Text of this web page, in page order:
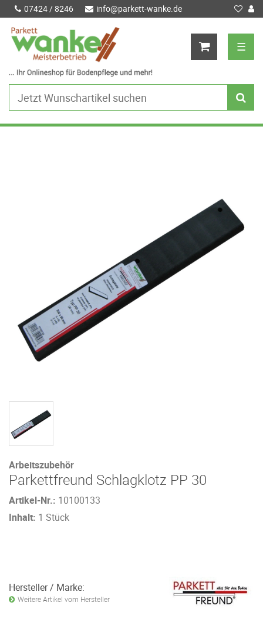
07424 / 8246 info@parkett-wanke.de
☰
Arbeitszubehör
Parkettfreund Schlagklotz PP 30
Artikel-Nr.: 10100133
Inhalt: 1 Stück
Hersteller / Marke:
Weitere Artikel vom Hersteller